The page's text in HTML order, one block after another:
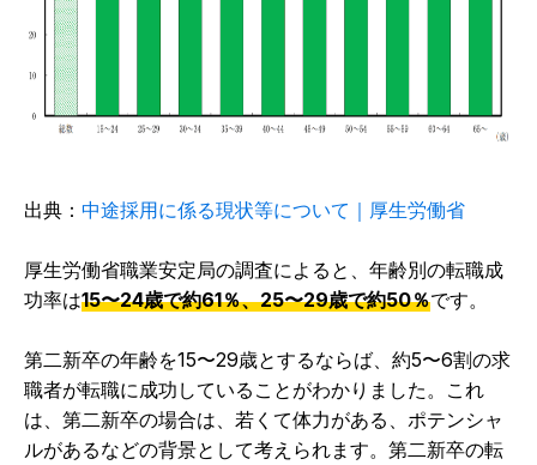
出典： 中途採用に係る現状等について｜厚生労働省
厚生労働省職業安定局の調査によると、年齢別の転職成
功率は15〜24歳で約61％、25〜29歳で約50％です。
第二新卒の年齢を15〜29歳とするならば、約5〜6割の求
職者が転職に成功していることがわかりました。これ
は、第二新卒の場合は、若くて体力がある、ポテンシャ
ルがあるなどの背景として考えられます。第二新卒の転